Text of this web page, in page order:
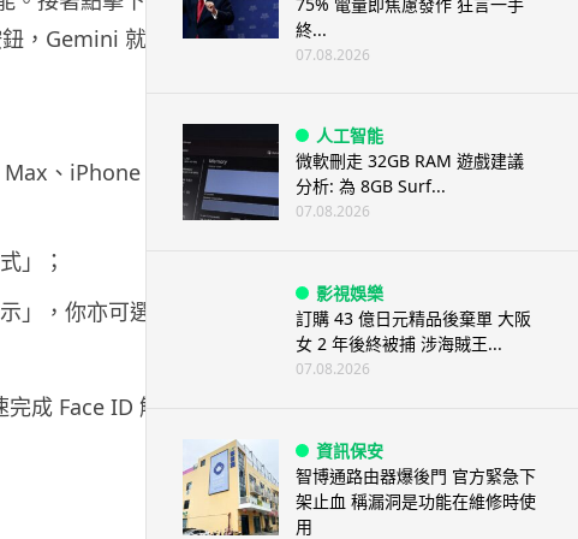
，Gemini 就會
、iPhone 16
」；
，你亦可選擇
成 Face ID 解
終...
07.08.2026
人工智能
微軟刪走 32GB RAM 遊戲建議
分析: 為 8GB Surf...
07.08.2026
影視娛樂
訂購 43 億日元精品後棄單 大阪
女 2 年後終被捕 涉海賊王...
07.08.2026
資訊保安
智博通路由器爆後門 官方緊急下
架止血 稱漏洞是功能在維修時使
用